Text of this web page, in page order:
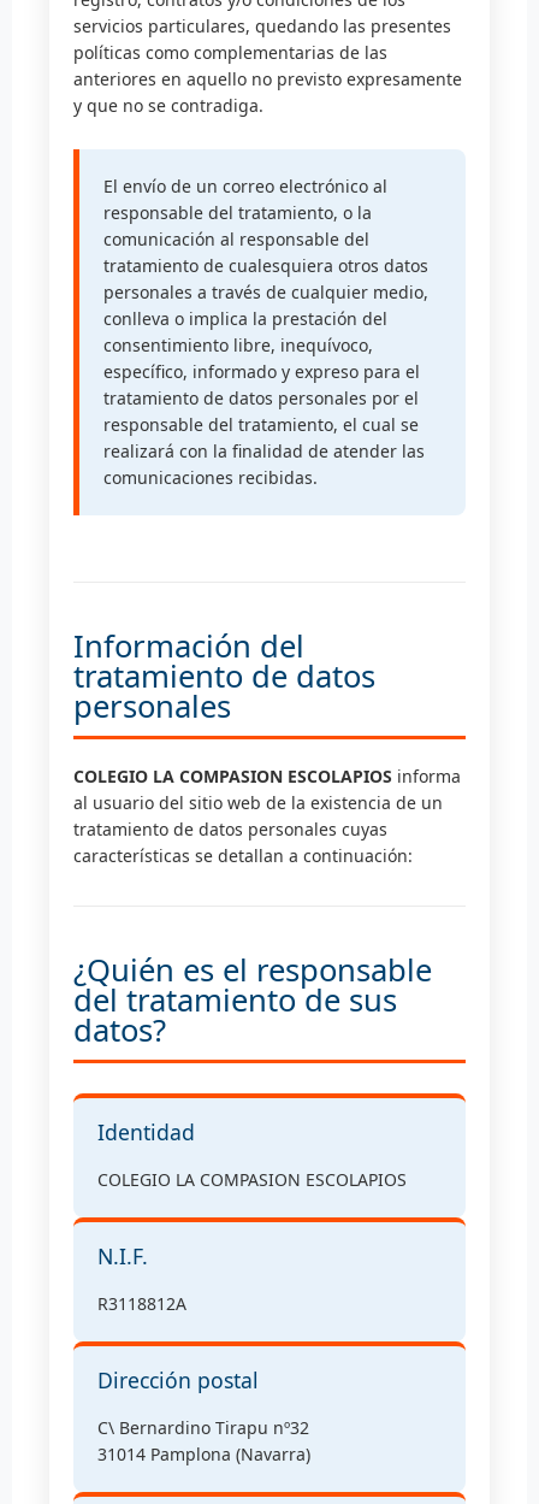
servicios particulares, quedando las presentes
políticas como complementarias de las
anteriores en aquello no previsto expresamente
y que no se contradiga.
El envío de un correo electrónico al
responsable del tratamiento, o la
comunicación al responsable del
tratamiento de cualesquiera otros datos
personales a través de cualquier medio,
conlleva o implica la prestación del
consentimiento libre, inequívoco,
específico, informado y expreso para el
tratamiento de datos personales por el
responsable del tratamiento, el cual se
realizará con la finalidad de atender las
comunicaciones recibidas.
Información del
tratamiento de datos
personales
COLEGIO LA COMPASION ESCOLAPIOS informa
al usuario del sitio web de la existencia de un
tratamiento de datos personales cuyas
características se detallan a continuación:
¿Quién es el responsable
del tratamiento de sus
datos?
Identidad
COLEGIO LA COMPASION ESCOLAPIOS
N.I.F.
R3118812A
Dirección postal
C\ Bernardino Tirapu nº32
31014 Pamplona (Navarra)